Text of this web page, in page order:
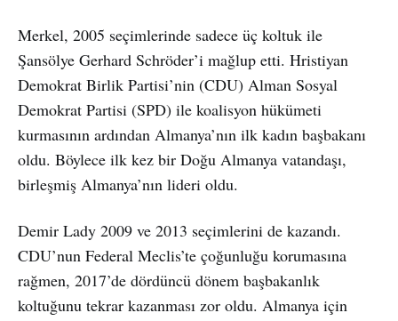
Merkel, 2005 seçimlerinde sadece üç koltuk ile
Şansölye Gerhard Schröder’i mağlup etti. Hristiyan
Demokrat Birlik Partisi’nin (CDU) Alman Sosyal
Demokrat Partisi (SPD) ile koalisyon hükümeti
kurmasının ardından Almanya’nın ilk kadın başbakanı
oldu. Böylece ilk kez bir Doğu Almanya vatandaşı,
birleşmiş Almanya’nın lideri oldu.
Demir Lady 2009 ve 2013 seçimlerini de kazandı.
CDU’nun Federal Meclis’te çoğunluğu korumasına
rağmen, 2017’de dördüncü dönem başbakanlık
koltuğunu tekrar kazanması zor oldu. Almanya için